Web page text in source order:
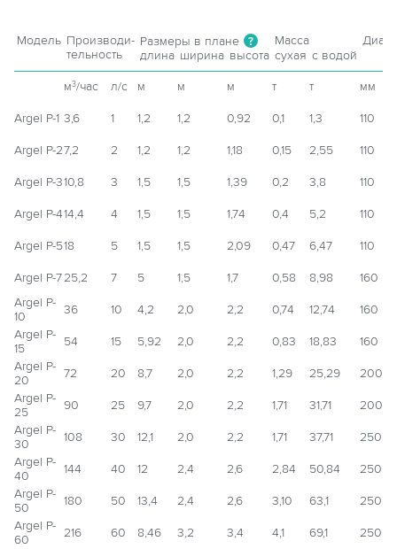
Модель Производи-
тельность
Размеры в плане ? Масса
длина ширина высота сухая с водой
м3/час л/с м м м т т мм
Argel P-1 3,6 1 1,2 1,2 0,92 0,1 1,3 110
Argel P-27,2 2 1,2 1,2 1,18 0,15 2,55 110
Argel P-310,8 3 1,5 1,5 1,39 0,2 3,8 110
Argel P-414,4 4 1,5 1,5 1,74 0,4 5,2 110
Argel P-518 5 1,5 1,5 2,09 0,47 6,47 110
Argel P-725,2 7 5 1,5 1,7 0,58 8,98
160
Argel P-
10
36 10 4,2 2,0 2,2 0,74 12,74
160
Argel P-
15
54 15 5,92 2,0 2,2 0,83 18,83
160
Argel P-
20
72 20 8,7 2,0 2,2 1,29 25,29
200
Argel P-
25
90 25 9,7 2,0 2,2 1,71 31,71
200
Argel P-
30
108 30 12,1 2,0 2,2 1,71 37,71
250
Argel P-
40
144 40 12 2,4 2,6 2,84 50,84
250
Argel P-
50
180 50 13,4 2,4 2,6 3,10 63,1
250
Argel P-
60
216 60 8,46 3,2 3,4 4,1 69,1
250